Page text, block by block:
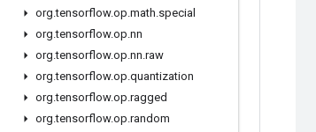
org.tensorflow.op.math.special
org.tensorflow.op.nn
org.tensorflow.op.nn.raw
org.tensorflow.op.quantization
org.tensorflow.op.ragged
org.tensorflow.op.random